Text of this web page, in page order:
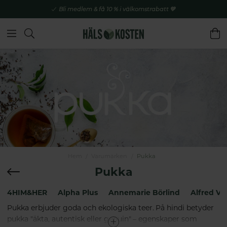
Bli medlem & få 10 % i välkomstrabatt 💚
Pukka
Pukka
4HIM&HER Alpha Plus Annemarie Börlind
Alfred
Pukka erbjuder goda och ekologiska teer. På hindi betyder
pukka "äkta, autentisk eller genuin" – egenskaper som